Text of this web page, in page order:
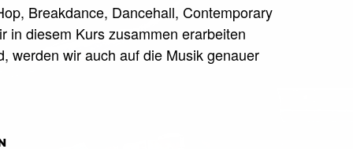
Breakdance, Dancehall, Contemporary
in diesem Kurs zusammen erarbeiten
werden wir auch auf die Musik genauer